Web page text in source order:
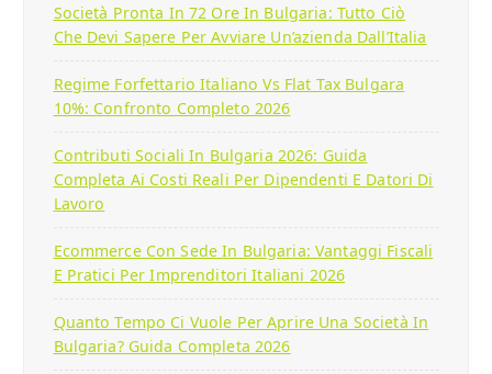
Società Pronta In 72 Ore In Bulgaria: Tutto Ciò
Che Devi Sapere Per Avviare Un’azienda Dall’Italia
Regime Forfettario Italiano Vs Flat Tax Bulgara
10%: Confronto Completo 2026
Contributi Sociali In Bulgaria 2026: Guida
Completa Ai Costi Reali Per Dipendenti E Datori Di
Lavoro
Ecommerce Con Sede In Bulgaria: Vantaggi Fiscali
E Pratici Per Imprenditori Italiani 2026
Quanto Tempo Ci Vuole Per Aprire Una Società In
Bulgaria? Guida Completa 2026